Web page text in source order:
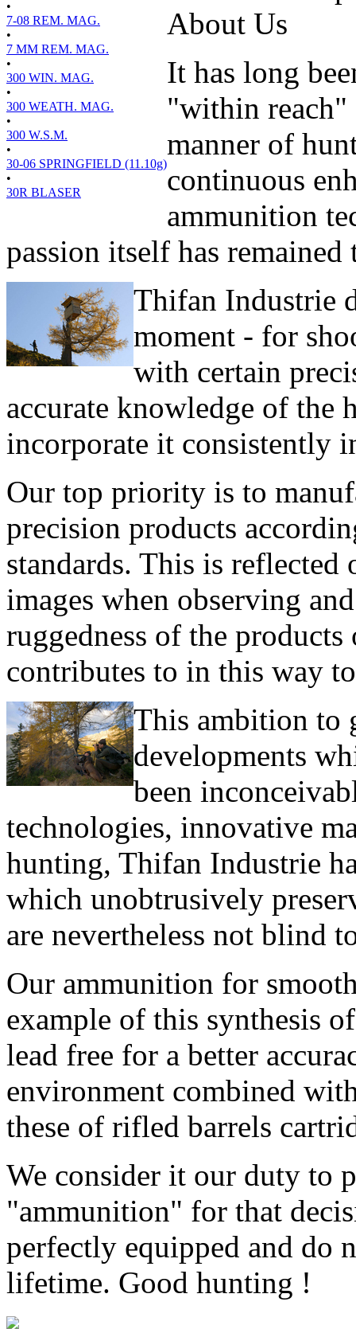
•
7-08 REM. MAG.
•
7 MM REM. MAG.
•
300 WIN. MAG.
•
300 WEATH. MAG.
•
300 W.S.M.
•
30-06 SPRINGFIELD (11.10g)
•
30R BLASER
About Us
It has long
"within reach"
manner of
continuous
ammunition
passion itself has remained
Thifan Industrie
moment - for
with certain
accurate knowledge of the
incorporate it consistently
Our top priority is to
precision products
standards. This is
images when observing
ruggedness of the
contributes to in this way
This ambition to
developments
been
technologies, innovative
hunting, Thifan Industrie
which unobtrusively
are nevertheless not blind
Our ammunition for
example of this synthesis
lead free for a better
environment combined
these of rifled barrels
We consider it our duty to
"ammunition" for that
perfectly equipped and do
lifetime. Good hunting !